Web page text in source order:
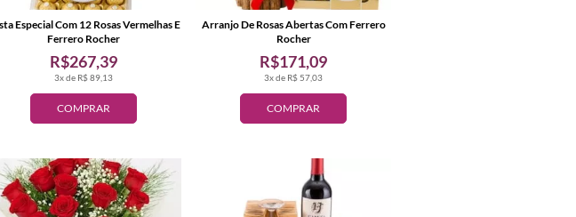
COMPRAR
3x de R$ 89,13
R$267,39
Especial Com 12 Rosas Vermelhas E
Ferrero Rocher
COMPRAR
3x de R$ 57,03
R$171,09
Arranjo De Rosas Abertas Com Ferrero
Rocher